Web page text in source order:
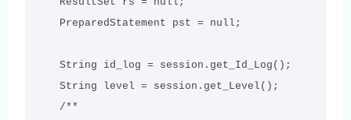
PreparedStatement pst = null;
String id_log = session.get_Id_Log();
String level = session.get_Level();
/**